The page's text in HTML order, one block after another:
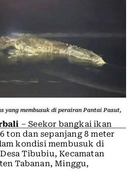
yang membusuk di perairan Pantai Pasut,
– Seekor bangkai ikan
ton dan sepanjang 8 meter
kondisi membusuk di
Tibubiu, Kecamatan
Tabanan, Minggu,